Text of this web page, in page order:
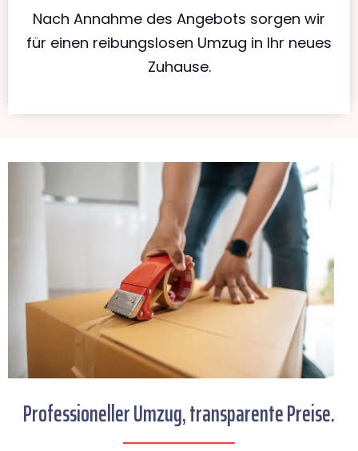
Nach Annahme des Angebots sorgen wir
für einen reibungslosen Umzug in Ihr neues
Zuhause.
Professioneller Umzug, transparente Preise.